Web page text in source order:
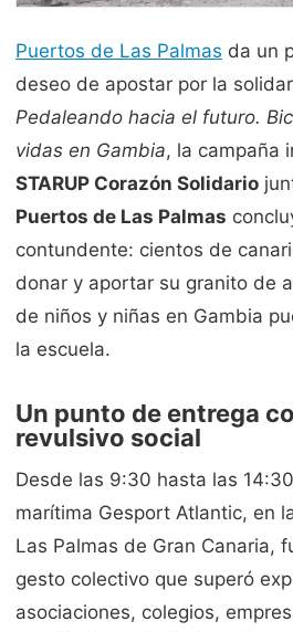
Puertos de Las Palmas da un
deseo de apostar por la
Pedaleando hacia el futuro.
vidas en Gambia, la campaña
STARUP Corazón Solidario
Puertos de Las Palmas
contundente: cientos de
donar y aportar su granito de
de niños y niñas en Gambia
la escuela.
Un punto de entrega
revulsivo social
Desde las 9:30 hasta las
marítima Gesport Atlantic, en
Las Palmas de Gran Canaria,
gesto colectivo que superó
asociaciones, colegios,